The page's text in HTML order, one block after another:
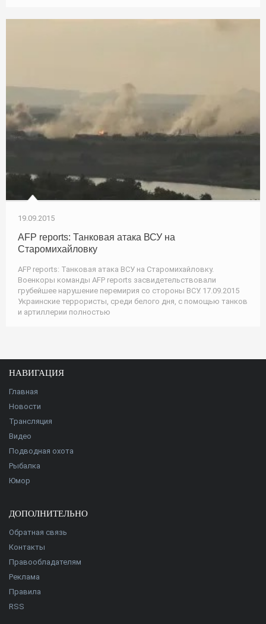
19.09.2015
AFP reports: Танковая атака ВСУ на
Старомихайловку
AFP reports: Танковая атака ВСУ на Старомихайловку.
Военкоры команды AFP reports засвидетельствовали
грубейшее нарушение перемирия со стороны ВСУ. 17.09.2015
Украинские террористы, среди белого дня, с помощью танков
и артиллерии полностью
НАВИГАЦИЯ
Главная
Новости
Трансляция
Видео
Подводная охота
Рыбалка
Юмор
ДОПОЛНИТЕЛЬНО
Обратная связь
Контакты
Правообладателям
Реклама
Правила
RSS